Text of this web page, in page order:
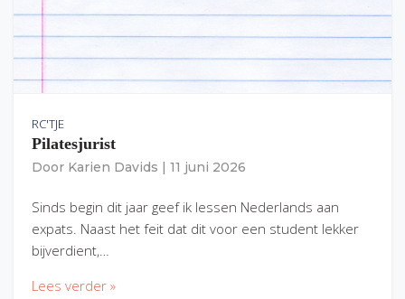
RC'TJE
Pilatesjurist
Door Karien Davids 11 juni 2026
Sinds begin dit jaar geef ik lessen Nederlands aan
expats. Naast het feit dat dit voor een student lekker
bijverdient,…
Lees verder »